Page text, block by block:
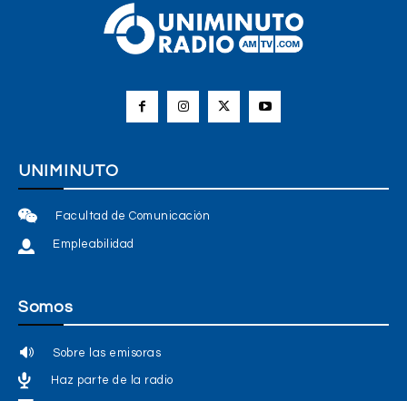
UNIMINUTO
Facultad de Comunicación
Empleabilidad
Somos
Sobre las emisoras
Haz parte de la radio